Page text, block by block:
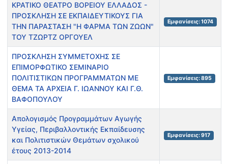
ΚΡΑΤΙΚΟ ΘΕΑΤΡΟ ΒΟΡΕΙΟΥ ΕΛΛΑΔΟΣ -
ΠΡΟΣΚΛΗΣΗ ΣΕ ΕΚΠΑΙΔΕΥΤΙΚΟΥΣ ΓΙΑ
ΤΗΝ ΠΑΡΑΣΤΑΣΗ "Η ΦΑΡΜΑ ΤΩΝ ΖΩΩΝ"
ΤΟΥ ΤΖΩΡΤΖ ΟΡΓΟΥΕΛ
Εμφανίσεις: 1074
ΠΡΟΣΚΛΗΣΗ ΣΥΜΜΕΤΟΧΗΣ ΣΕ
ΕΠΙΜΟΡΦΩΤΙΚΟ ΣΕΜΙΝΑΡΙΟ
ΠΟΛΙΤΙΣΤΙΚΩΝ ΠΡΟΓΡΑΜΜΑΤΩΝ ΜΕ
ΘΕΜΑ ΤΑ ΑΡΧΕΙΑ Γ. ΙΩΑΝΝΟΥ ΚΑΙ Γ.Θ.
ΒΑΦΟΠΟΥΛΟΥ
Εμφανίσεις: 895
Απολογισμός Προγραμμάτων Αγωγής
Υγείας, Περιβαλλοντικής Εκπαίδευσης
και Πολιτιστικών Θεμάτων σχολικού
έτους 2013-2014
Εμφανίσεις: 917